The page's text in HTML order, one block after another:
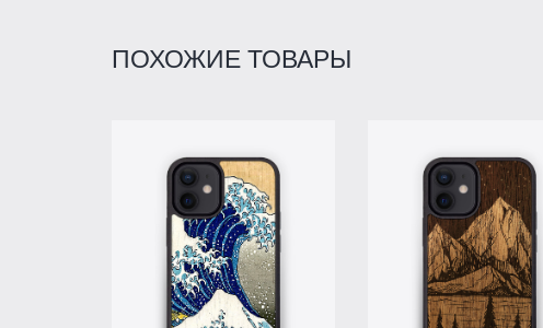
ПОХОЖИЕ ТОВАРЫ